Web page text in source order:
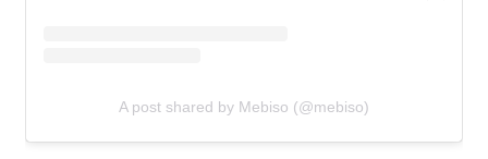
A post shared by Mebiso (@mebiso)